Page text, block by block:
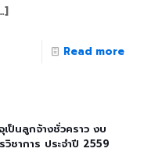
Read more
ป็นลูกจ้างชั่วคราว งบ
วิชาการ ประจำปี 2559